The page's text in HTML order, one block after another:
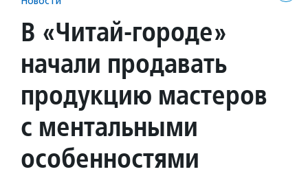
В «Читай-городе»
начали продавать
продукцию мастеров
с ментальными
особенностями